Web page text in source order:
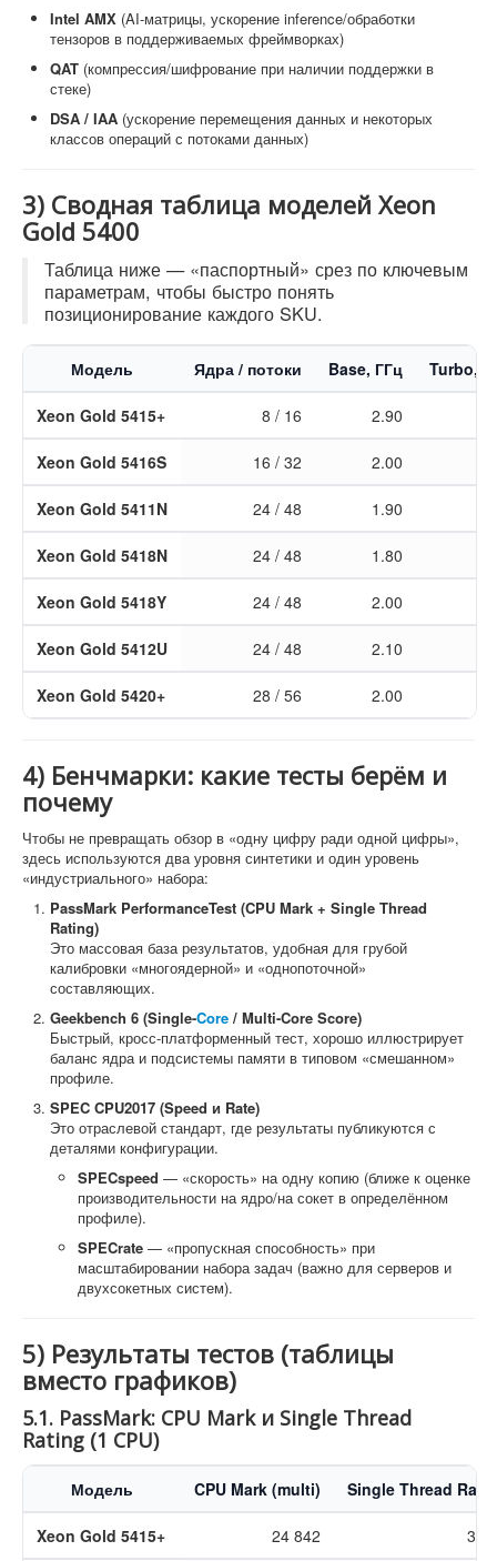
Intel AMX (AI-матрицы, ускорение inference/обработки
тензоров в поддерживаемых фреймворках)
QAT (компрессия/шифрование при наличии поддержки в
стеке)
DSA / IAA (ускорение перемещения данных и некоторых
классов операций с потоками данных)
3) Сводная таблица моделей Xeon
Gold 5400
Таблица ниже — «паспортный» срез по ключевым
параметрам, чтобы быстро понять
позиционирование каждого SKU.
Модель Ядра / потоки Base, ГГц Turbo,
Xeon Gold 5415+ 8 / 16 2.90
Xeon Gold 5416S 16 / 32 2.00
Xeon Gold 5411N 24 / 48 1.90
Xeon Gold 5418N 24 / 48 1.80
Xeon Gold 5418Y 24 / 48 2.00
Xeon Gold 5412U 24 / 48 2.10
Xeon Gold 5420+ 28 / 56 2.00
4) Бенчмарки: какие тесты берём и
почему
Чтобы не превращать обзор в «одну цифру ради одной цифры»,
здесь используются два уровня синтетики и один уровень
«индустриального» набора:
PassMark PerformanceTest (CPU Mark + Single Thread
Rating)
Это массовая база результатов, удобная для грубой
калибровки «многоядерной» и «однопоточной»
составляющих.
Geekbench 6 (Single-Core / Multi-Core Score)
Быстрый, кросс-платформенный тест, хорошо иллюстрирует
баланс ядра и подсистемы памяти в типовом «смешанном»
профиле.
SPEC CPU2017 (Speed и Rate)
Это отраслевой стандарт, где результаты публикуются с
деталями конфигурации.
SPECspeed — «скорость» на одну копию (ближе к оценке
производительности на ядро/на сокет в определённом
профиле).
SPECrate — «пропускная способность» при
масштабировании набора задач (важно для серверов и
двухсокетных систем).
5) Результаты тестов (таблицы
вместо графиков)
5.1. PassMark: CPU Mark и Single Thread
Rating (1 CPU)
Модель CPU Mark (multi) Single Thread
Xeon Gold 5415+ 24 842 3